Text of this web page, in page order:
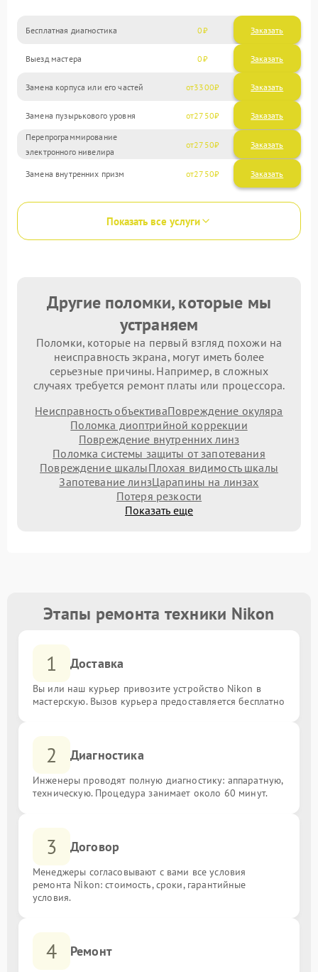
Бесплатная диагностика 0 Заказать
Выезд мастера 0 Заказать
Замена корпуса или его частей 3300
Замена пузырькового уровня 2750
Перепрограммирование
электронного нивелира
2750
Замена внутренних призм 2750
Показать все услуги
Другие поломки, которые мы
устраняем
Поломки, которые на первый взгляд похожи на
неисправность экрана, могут иметь более
серьезные причины. Например, в сложных
случаях требуется ремонт платы или процессора.
Неисправность объективаПовреждение окуляра
Поломка диоптрийной коррекции
Повреждение внутренних линз
Поломка системы защиты от запотевания
Повреждение шкалыПлохая видимость шкалы
Запотевание линзЦарапины на линзах
Потеря резкости
Показать еще
Этапы ремонта техники Nikon
1 Доставка
Вы или наш курьер привозите устройство Nikon в
мастерскую. Вызов курьера предоставляется бесплатно
2 Диагностика
Инженеры проводят полную диагностику: аппаратную,
техническую. Процедура занимает около 60 минут.
3 Договор
Менеджеры согласовывают с вами все условия
ремонта Nikon: стоимость, сроки, гарантийные
условия.
4 Ремонт